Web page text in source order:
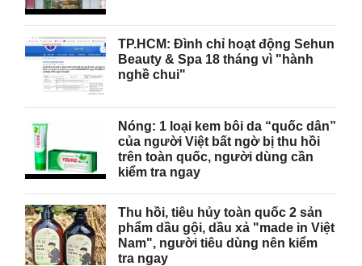
TP.HCM: Đình chỉ hoạt động Sehun
Beauty & Spa 18 tháng vì "hành
nghề chui"
Nóng: 1 loại kem bôi da “quốc dân”
của người Việt bất ngờ bị thu hồi
trên toàn quốc, người dùng cần
kiểm tra ngay
Thu hồi, tiêu hủy toàn quốc 2 sản
phẩm dầu gội, dầu xả "made in Việt
Nam", người tiêu dùng nên kiểm
tra ngay